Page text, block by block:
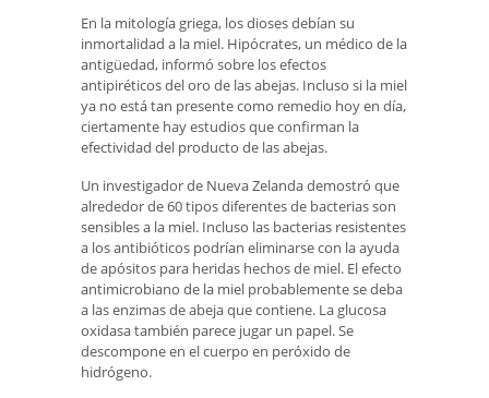
En la mitología griega, los dioses debían su
inmortalidad a la miel. Hipócrates, un médico de la
antigüedad, informó sobre los efectos
antipiréticos del oro de las abejas. Incluso si la miel
ya no está tan presente como remedio hoy en día,
ciertamente hay estudios que confirman la
efectividad del producto de las abejas.
Un investigador de Nueva Zelanda demostró que
alrededor de 60 tipos diferentes de bacterias son
sensibles a la miel. Incluso las bacterias resistentes
a los antibióticos podrían eliminarse con la ayuda
de apósitos para heridas hechos de miel. El efecto
antimicrobiano de la miel probablemente se deba
a las enzimas de abeja que contiene. La glucosa
oxidasa también parece jugar un papel. Se
descompone en el cuerpo en peróxido de
hidrógeno.